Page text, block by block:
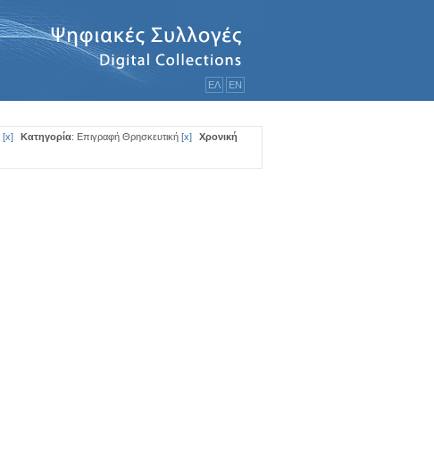
ΕΛ ΕΝ
[x] Κατηγορία: Επιγραφή Θρησκευτική [x]
Χρονική